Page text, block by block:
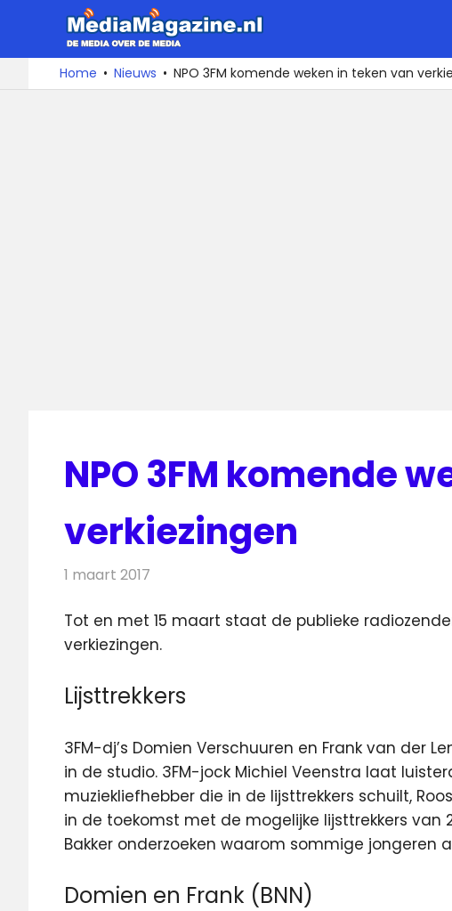
naar
De
media
over
Home Nieuws NPO 3FM komende weken in teken van
NPO 3FM komende
verkiezingen
1 maart 2017
Tot en met 15 maart staat de publieke
verkiezingen.
Lijsttrekkers
3FM-dj’s Domien Verschuuren en Frank van der
in de studio. 3FM-jock Michiel Veenstra laat
muziekliefhebber die in de lijsttrekkers schuilt,
in de toekomst met de mogelijke lijsttrekkers van
Bakker onderzoeken waarom sommige jongeren
Domien en Frank (BNN)